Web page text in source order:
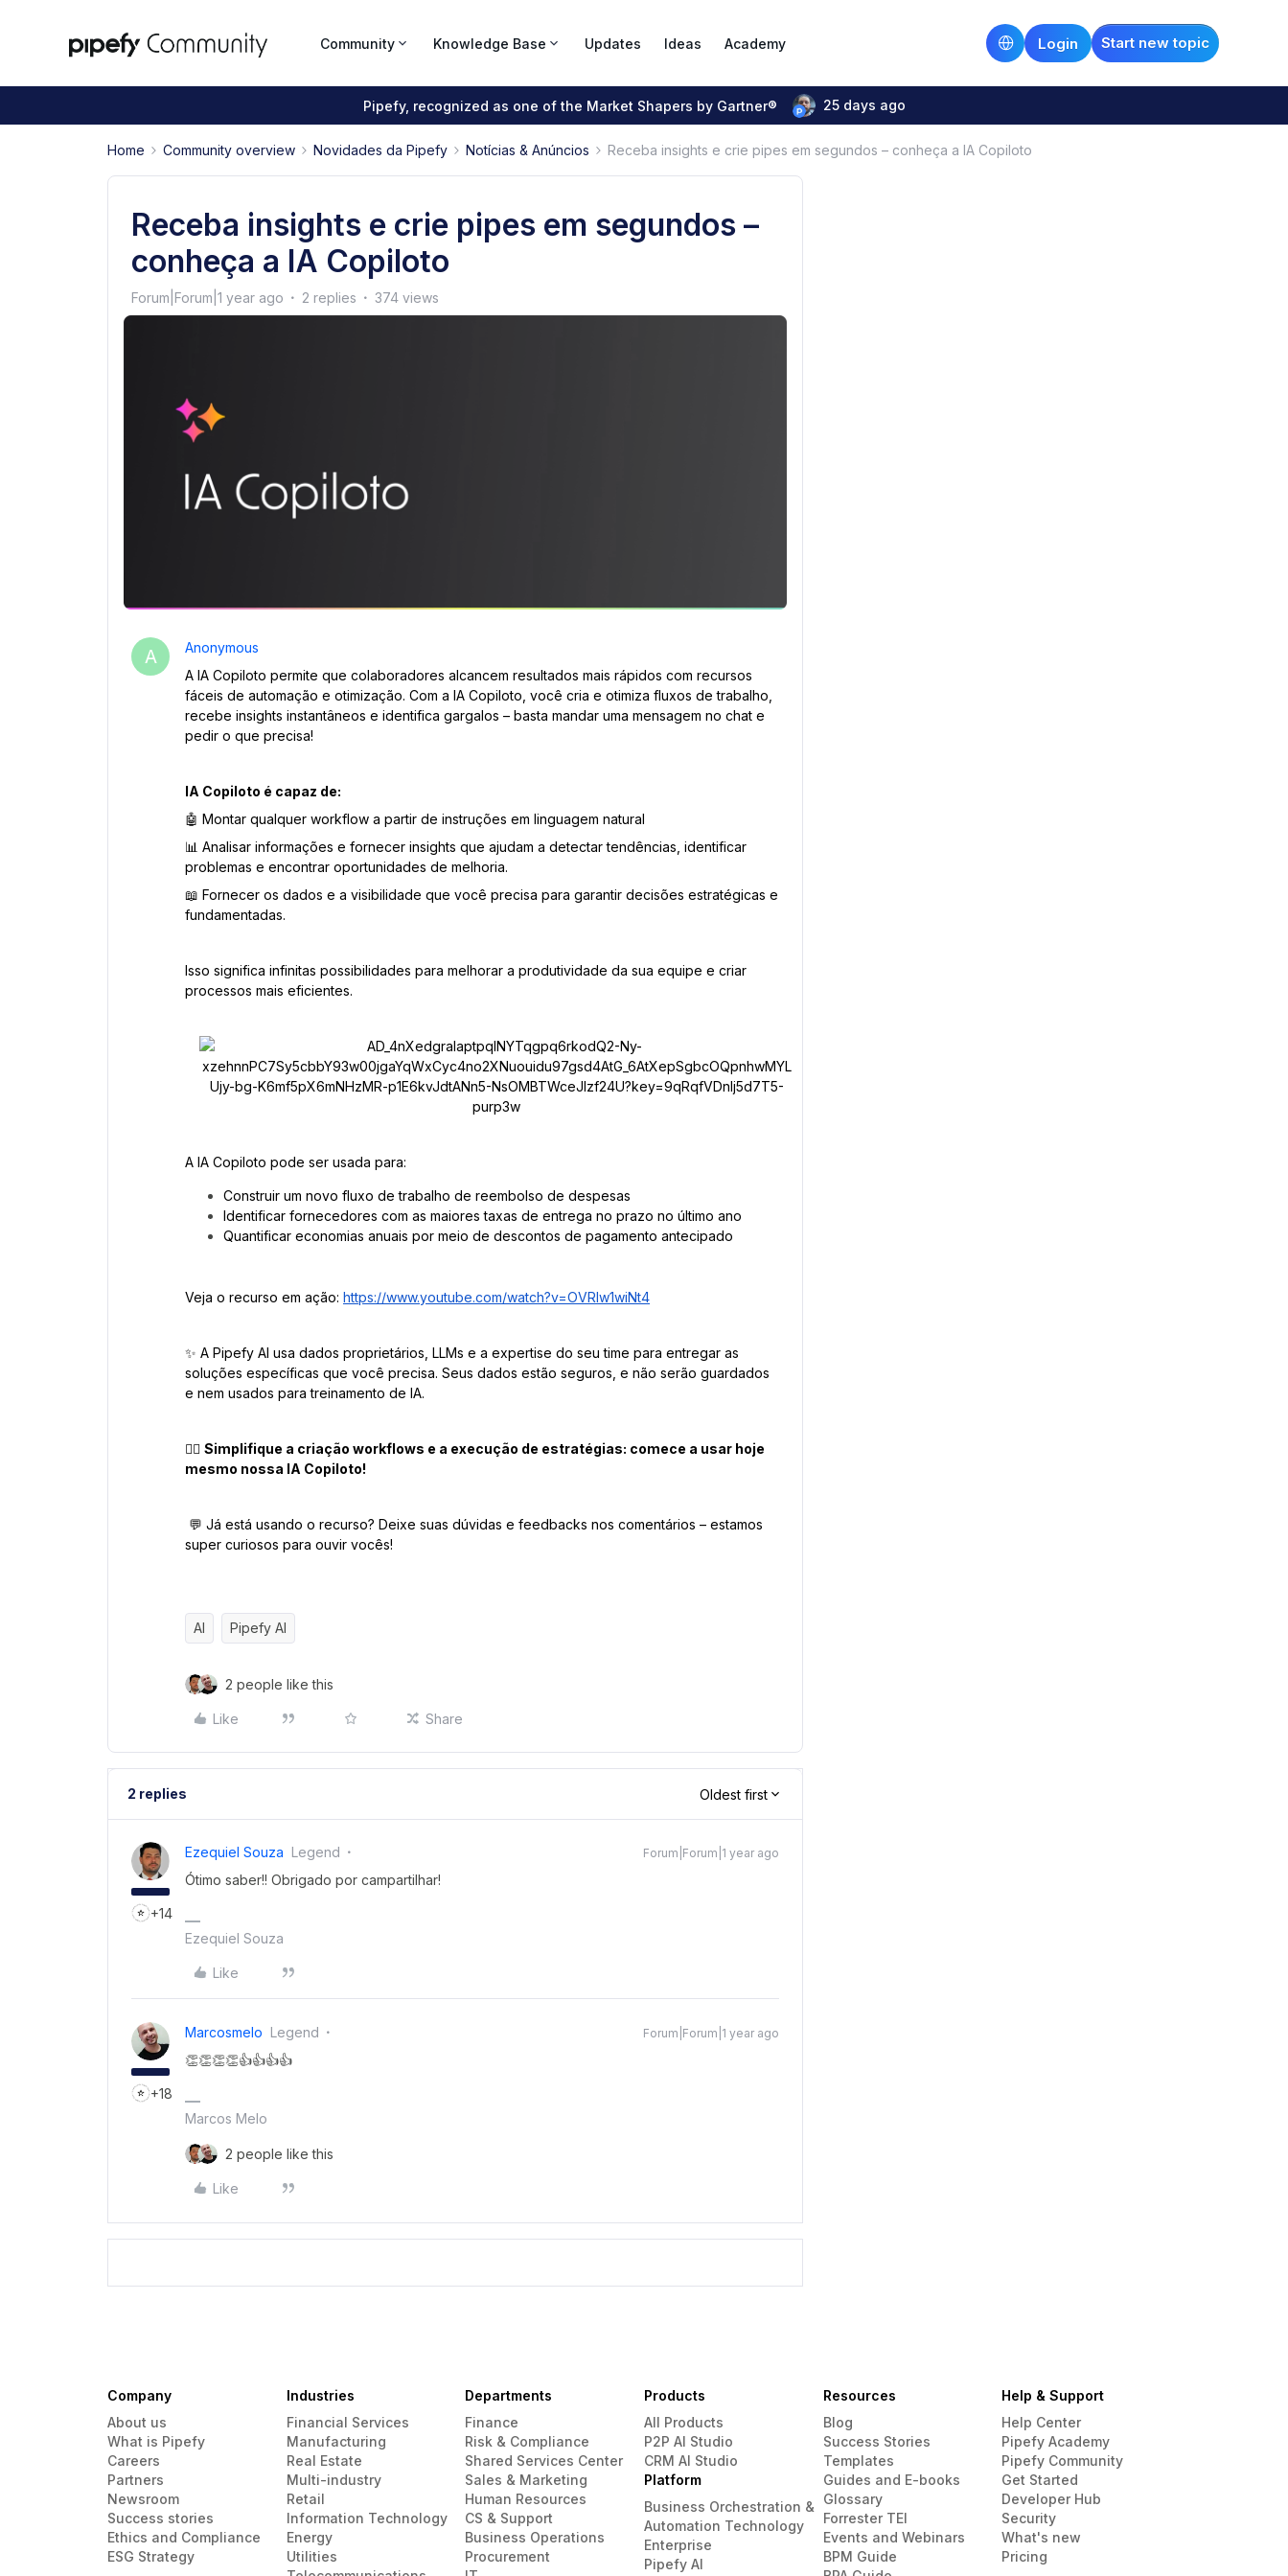
Community Knowledge Base Updates Ideas Academy Start new topic
Login
Pipefy, recognized as one of the Market Shapers by Gartner® 25 days ago
Home Community overview Novidades da Pipefy Notícias & Anúncios Receba insights e crie pipes em segundos – conheça a IA Copiloto
Receba insights e crie pipes em segundos –
conheça a IA Copiloto
Forum|Forum|1 year ago 2 replies 374 views
A
Anonymous
A IA Copiloto permite que colaboradores alcancem resultados mais rápidos com recursos
fáceis de automação e otimização. Com a IA Copiloto, você cria e otimiza fluxos de trabalho,
recebe insights instantâneos e identifica gargalos – basta mandar uma mensagem no chat e
pedir o que precisa!
IA Copiloto é capaz de:
🤖 Montar qualquer workflow a partir de instruções em linguagem natural
📊 Analisar informações e fornecer insights que ajudam a detectar tendências, identificar
problemas e encontrar oportunidades de melhoria.
📖 Fornecer os dados e a visibilidade que você precisa para garantir decisões estratégicas e
fundamentadas.
Isso significa infinitas possibilidades para melhorar a produtividade da sua equipe e criar
processos mais eficientes.
A IA Copiloto pode ser usada para:
Construir um novo fluxo de trabalho de reembolso de despesas
Identificar fornecedores com as maiores taxas de entrega no prazo no último ano
Quantificar economias anuais por meio de descontos de pagamento antecipado
Veja o recurso em ação: https://www.youtube.com/watch?v=OVRIw1wiNt4
✨ A Pipefy AI usa dados proprietários, LLMs e a expertise do seu time para entregar as
soluções específicas que você precisa. Seus dados estão seguros, e não serão guardados
e nem usados para treinamento de IA.
👉🏼 Simplifique a criação workflows e a execução de estratégias: comece a usar hoje
mesmo nossa IA Copiloto!
💬 Já está usando o recurso? Deixe suas dúvidas e feedbacks nos comentários – estamos
super curiosos para ouvir vocês!
AI Pipefy AI
2 people like this
Like Share
2 replies Oldest first
+14
Ezequiel Souza Legend Forum|Forum|1 year ago
Ótimo saber!! Obrigado por campartilhar!
Ezequiel Souza
Like
+18
Marcosmelo Legend Forum|Forum|1 year ago
👏👏👏👏👍👍👍👍
Marcos Melo
2 people like this
Like
Company
About us
What is Pipefy
Careers
Partners
Newsroom
Success stories
Ethics and Compliance
ESG Strategy
Industries
Financial Services
Manufacturing
Real Estate
Multi-industry
Retail
Information Technology
Energy
Utilities
Departments
Finance
Risk & Compliance
Shared Services Center
Sales & Marketing
Human Resources
CS & Support
Business Operations
Procurement
Products
All Products
P2P AI Studio
CRM AI Studio
Platform
Business Orchestration &
Automation Technology
Enterprise
Pipefy AI
Resources
Blog
Success Stories
Templates
Guides and E-books
Glossary
Forrester TEI
Events and Webinars
BPM Guide
Help & Support
Help Center
Pipefy Academy
Pipefy Community
Get Started
Developer Hub
Security
What's new
Pricing